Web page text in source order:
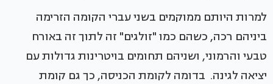
למרות היותם ממוקמים בשני עברי הקומה הזרימה
ביניהם רכה, כשהם כמו "זולגים" זה לתוך זה באורח
טבעי והרמוני, ושניהם תחומים בויטרינות גדולות עם
יציאה לגינה. בדומה לקומת הכניסה, כך גם קומת